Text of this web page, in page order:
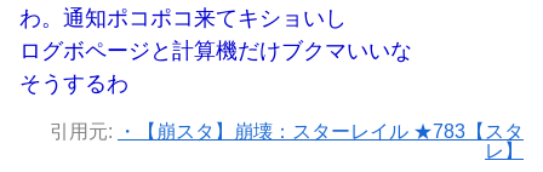
わ。通知ポコポコ来てキショいし
ログボページと計算機だけブクマいいな
そうするわ
引用元:
・【崩スタ】崩壊：スターレイル ★783【スタ
レ】